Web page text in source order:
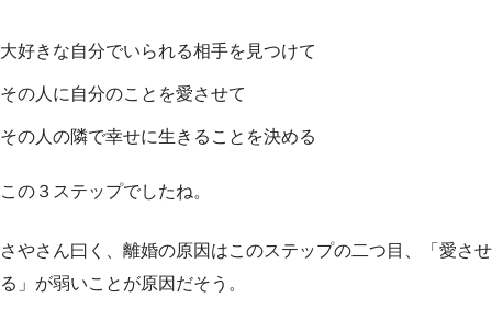
大好きな自分でいられる相手を見つけて
その人に自分のことを愛させて
その人の隣で幸せに生きることを決める
この３ステップでしたね。
さやさん曰く、離婚の原因はこのステップの二つ目、「愛させ
る」が弱いことが原因だそう。